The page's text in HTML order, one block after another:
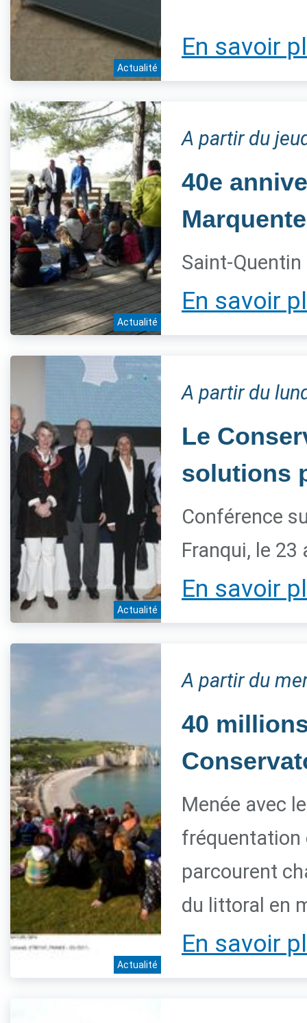
Actualité
En savoir
Actualité
A partir du
40e
Saint-
En savoir
Actualité
A partir du
Le
solutions
Conférence
Franqui, le 23
En savoir
Actualité
A partir du
40
Menée avec
fréquentation
parcourent
du littoral en
En savoir